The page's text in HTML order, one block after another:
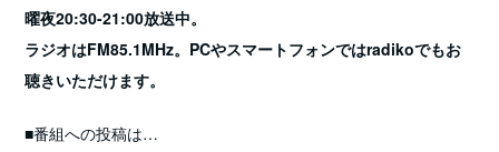
曜夜20:30-21:00放送中。
ラジオはFM85.1MHz。PCやスマートフォンではradikoでもお
聴きいただけます。
■番組への投稿は…